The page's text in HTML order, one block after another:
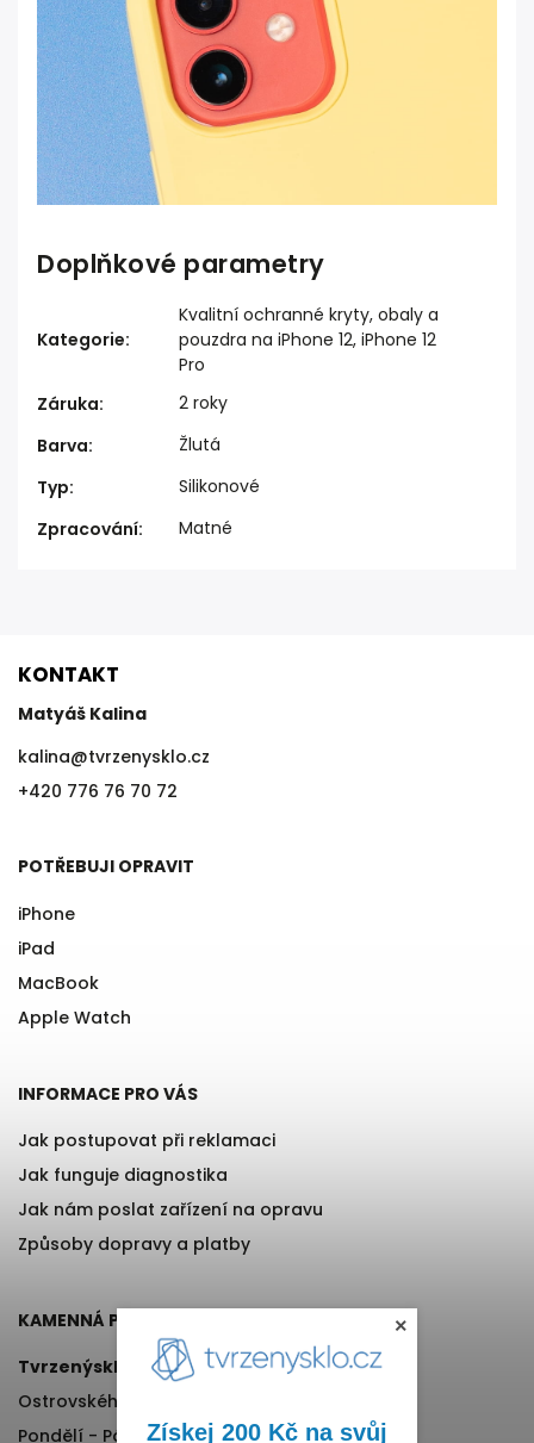
Doplňkové parametry
Kategorie:
Kvalitní ochranné kryty, obaly a
pouzdra na iPhone 12, iPhone 12
Pro
Záruka:
2 roky
Barva:
Žlutá
Typ:
Silikonové
Zpracování: Matné
KONTAKT
Matyáš Kalina
kalina@tvrzenysklo.cz
+420 776 76 70 72
POTŘEBUJI OPRAVIT
iPhone
iPad
MacBook
Apple Watch
INFORMACE PRO VÁS
Jak postupovat při reklamaci
Jak funguje diagnostika
Jak nám poslat zařízení na opravu
Způsoby dopravy a platby
KAMENNÁ PRODEJNA
Tvrzenýsklo.cz
Ostrovského 971/11, Praha 5
Pondělí - Pátek, 12:00-17:00
×
Získej 200 Kč na svůj